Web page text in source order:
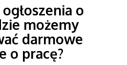
o
możemy
darmowe
o pracę?